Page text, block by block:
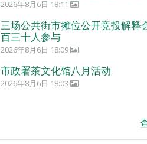
2026年8月6日 18:11
三场公共街市摊位公开竞投解释
百三十人参与
2026年8月6日 18:09
市政署茶文化馆八月活动
2026年8月6日 18:03